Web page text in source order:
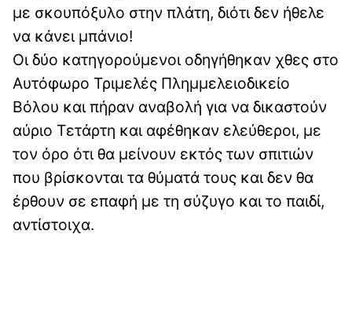
με σκουπόξυλο στην πλάτη, διότι δεν ήθελε
να κάνει μπάνιο!
Οι δύο κατηγορούμενοι οδηγήθηκαν χθες στο
Αυτόφωρο Τριμελές Πλημμελειοδικείο
Βόλου και πήραν αναβολή για να δικαστούν
αύριο Τετάρτη και αφέθηκαν ελεύθεροι, με
τον όρο ότι θα μείνουν εκτός των σπιτιών
που βρίσκονται τα θύματά τους και δεν θα
έρθουν σε επαφή με τη σύζυγο και το παιδί,
αντίστοιχα.